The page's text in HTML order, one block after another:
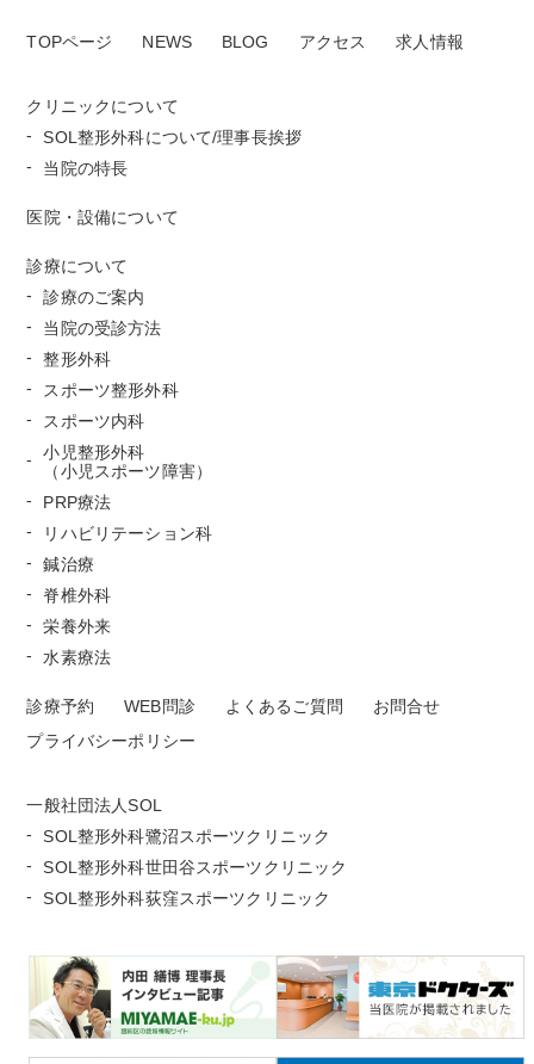
TOPページ NEWS BLOG アクセス 求人情報
クリニックについて
SOL整形外科について/理事長挨拶
当院の特長
医院・設備について
診療について
診療のご案内
当院の受診方法
整形外科
スポーツ整形外科
スポーツ内科
小児整形外科
（小児スポーツ障害）
PRP療法
リハビリテーション科
鍼治療
脊椎外科
栄養外来
水素療法
診療予約 WEB問診 よくあるご質問
お問合せ
プライバシーポリシー
一般社団法人SOL
SOL整形外科鷺沼スポーツクリニック
SOL整形外科世田谷スポーツクリニック
SOL整形外科荻窪スポーツクリニック